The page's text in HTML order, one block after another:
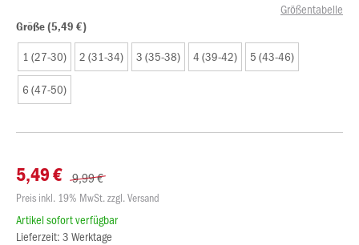
Größentabelle
Größe (5,49 €)
1 (27-30) 2 (31-34) 3 (35-38) 4 (39-42) 5 (43-46)
6 (47-50)
5,49 € 9,99 €
Preis inkl. 19% MwSt. zzgl. Versand
Artikel sofort verfügbar
Lieferzeit: 3 Werktage